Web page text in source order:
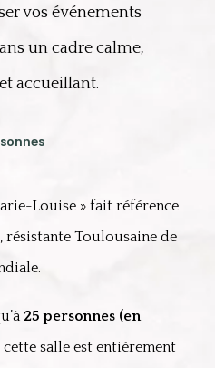
vos événements
un cadre calme,
accueillant.
Louise » fait référence
, résistante Toulousaine de
25 personnes (en
cette salle est entièrement